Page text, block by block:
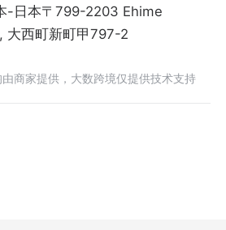
-日本〒799-2203 Ehime
大西町新町甲797-2
商家提供，大数跨境仅提供技术支持